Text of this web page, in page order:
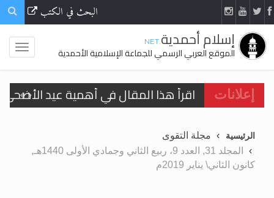
البحث في الكتب
إسلام أحمدية.NET
الموقع العربي الرسمي للجماعة الإسلامية الأحمدية
إعلانات
اقرأ هذا المقال في أهمية عيد
تعميم هامّ لأفراد الجماعة >> المزيد
تعميم هامّ لأفراد الجماعة >> المزيد
الرئيسية
مجلة التقوى
المجلد 31, العدد 9، ربيع الثاني وجمادي الأولى 1440هـ,
كانون الثاني\ يناير 2019م